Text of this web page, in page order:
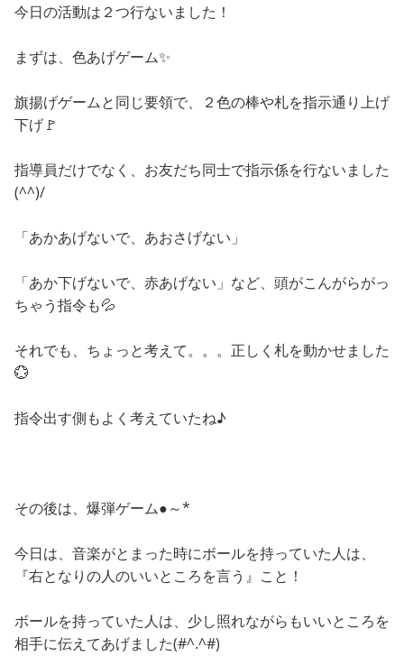
今日の活動は２つ行ないました！
まずは、色あげゲーム✨
旗揚げゲームと同じ要領で、２色の棒や札を指示通り上げ
下げ🚩
指導員だけでなく、お友だち同士で指示係を行ないました
(^^)/
「あかあげないで、あおさげない」
「あか下げないで、赤あげない」など、頭がこんがらがっ
ちゃう指令も💦
それでも、ちょっと考えて。。。正しく札を動かせました
💮
指令出す側もよく考えていたね♪
その後は、爆弾ゲーム●～*
今日は、音楽がとまった時にボールを持っていた人は、
『右となりの人のいいところを言う』こと！
ボールを持っていた人は、少し照れながらもいいところを
相手に伝えてあげました(#^.^#)